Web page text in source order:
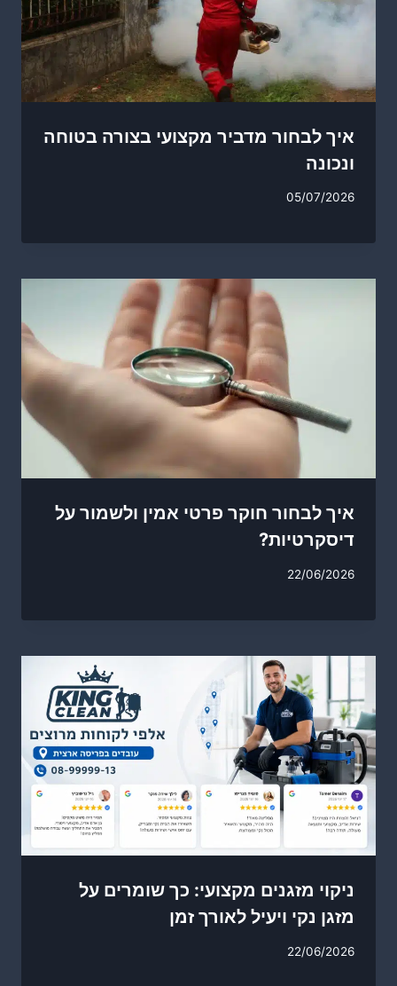
איך לבחור מדביר מקצועי בצורה בטוחה
ונכונה
05/07/2026
איך לבחור חוקר פרטי אמין ולשמור על
דיסקרטיות?
22/06/2026
ניקוי מזגנים מקצועי: כך שומרים על
מזגן נקי ויעיל לאורך זמן
22/06/2026